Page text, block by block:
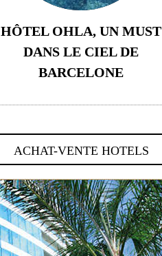
HÔTEL OHLA, UN MUST
DANS LE CIEL DE
BARCELONE
ACHAT-VENTE HOTELS